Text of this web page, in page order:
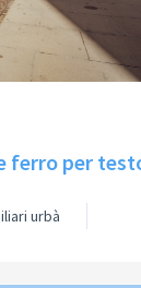
ferro per
urbà